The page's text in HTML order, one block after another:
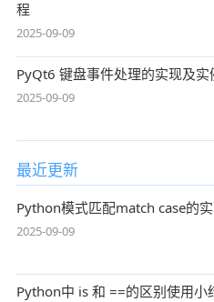
程
2025-09-09
PyQt6 键盘事件处理的实现及实
2025-09-09
最近更新
Python模式匹配match case的
2025-09-09
Python中 is 和 ==的区别使用小